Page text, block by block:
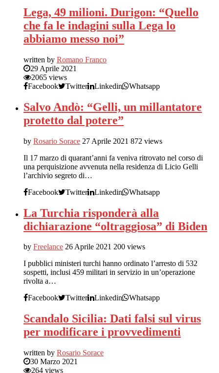
Lega, 49 milioni. Durigon: “Quello
che fa le indagini sulla Lega lo
abbiamo messo noi”
written by Romano Franco
29 Aprile 2021
2065 views
Facebook
Twitter Linkedin Whatsapp
Salvo Andò: “Gelli, un millantatore
protetto dal potere”
by Rosario Sorace 27 Aprile 2021 872 views
Il 17 marzo di quarant’anni fa veniva ritrovato nel corso di
una perquisizione avvenuta nella residenza di Licio Gelli
l’archivio segreto di…
Facebook
Twitter Linkedin Whatsapp
La Turchia risponderà alla
dichiarazione “oltraggiosa” di Biden
by Freelance 26 Aprile 2021 200 views
I pubblici ministeri turchi hanno ordinato l’arresto di 532
sospetti, inclusi 459 militari in servizio in un’operazione
rivolta a…
Facebook
Twitter Linkedin Whatsapp
Scandalo Sicilia: Dati falsi sul virus
per modificare i provvedimenti
written by Rosario Sorace
30 Marzo 2021
264 views